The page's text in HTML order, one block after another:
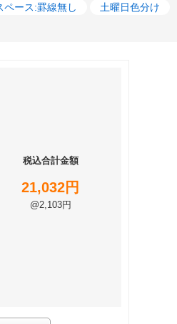
ペース:罫線無し
土曜日色分け
税込合計金額
21,032円
@2,103円